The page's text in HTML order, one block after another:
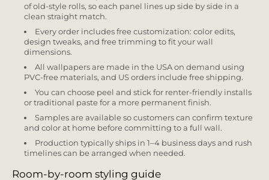
of old-style rolls, so each panel lines up side by side in a
clean straight match.
Every order includes free customization: color edits,
design tweaks, and free trimming to fit your wall
dimensions.
All wallpapers are made in the USA on demand using
PVC-free materials, and US orders include free shipping.
You can choose peel and stick for renter-friendly installs
or traditional paste for a more permanent finish.
Samples are available so customers can confirm texture
and color at home before committing to a full wall.
Production typically ships in 1–4 business days and rush
timelines can be arranged when needed.
Room-by-room styling guide